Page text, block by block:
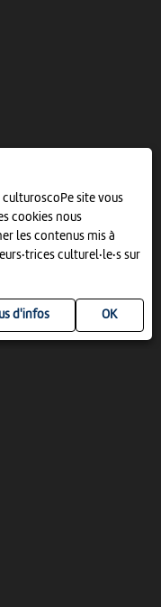
site vous
cookies nous
les contenus mis à
culturel·le·s sur
d'infos